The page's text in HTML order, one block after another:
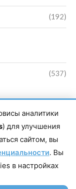
(192)
(537)
Тимур Нухович.
По
д. 1а. Все
полных материалов
только при условии
аналитики
) для улучшения
сайтом, вы
. Вы
в настройках